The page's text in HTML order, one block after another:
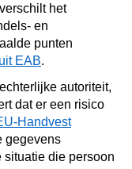
het
en
punten
EAB.
autoriteit,
dat er een risico
Handvest
gegevens
situatie die persoon